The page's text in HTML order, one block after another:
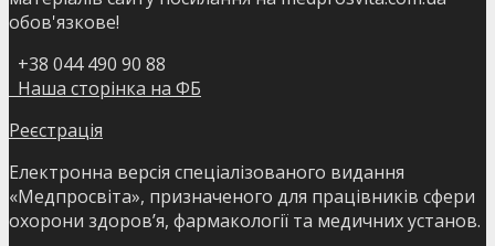
обов'язкове!
+38 044 490 90 88
Наша сторінка на ФБ
Реєстрація
Електронна версія спеціалізованого видання
«Медпросвіта», призначеного для працівників сфери
охорони здоров’я, фармакології та медичних установ.